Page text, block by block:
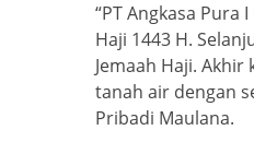
“PT Angkasa
Haji 1443 H.
Jemaah Haji.
tanah air dengan
Pribadi Maulana.